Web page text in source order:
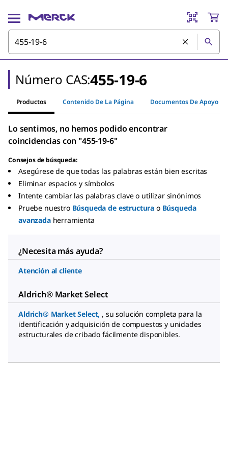
Número CAS:455-19-6
Productos Contenido De La Página Documentos De Apoyo
Lo sentimos, no hemos podido encontrar
coincidencias con "455-19-6"
Consejos de búsqueda:
Asegúrese de que todas las palabras están bien escritas
Eliminar espacios y símbolos
Intente cambiar las palabras clave o utilizar sinónimos
Pruebe nuestro Búsqueda de estructura o Búsqueda
avanzada herramienta
¿Necesita más ayuda?
Atención al cliente
Aldrich® Market Select
Aldrich® Market Select, , su solución completa para la
identificación y adquisición de compuestos y unidades
estructurales de cribado fácilmente disponibles.